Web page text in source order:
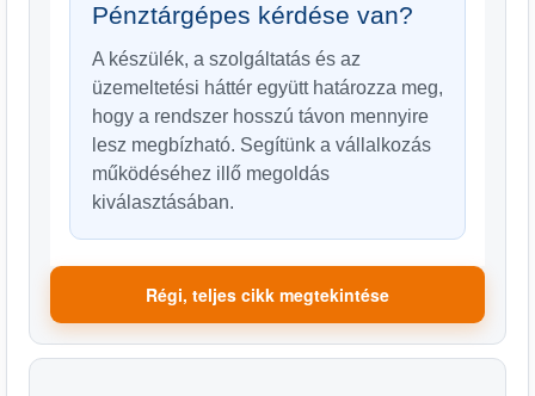
Pénztárgépes kérdése van?
A készülék, a szolgáltatás és az
üzemeltetési háttér együtt határozza meg,
hogy a rendszer hosszú távon mennyire
lesz megbízható. Segítünk a vállalkozás
működéséhez illő megoldás
kiválasztásában.
Régi, teljes cikk megtekintése